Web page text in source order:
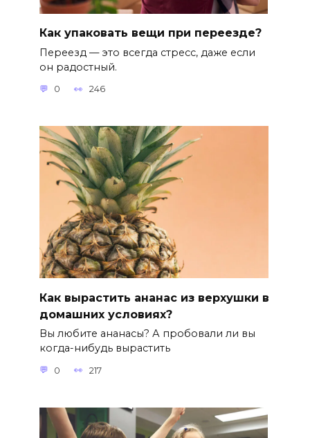
Как упаковать вещи при переезде?
Переезд — это всегда стресс, даже если
он радостный.
0 246
Как вырастить ананас из верхушки в
домашних условиях?
Вы любите ананасы? А пробовали ли вы
когда-нибудь вырастить
0 217